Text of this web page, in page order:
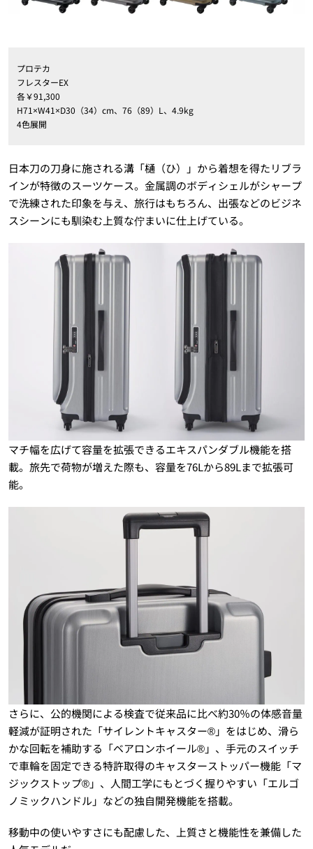
プロテカ
フレスターEX
各￥91,300
H71×W41×D30（34）cm、76（89）L、4.9kg
4色展開
日本刀の刀身に施される溝「樋（ひ）」から着想を得たリブラ
インが特徴のスーツケース。金属調のボディシェルがシャープ
で洗練された印象を与え、旅行はもちろん、出張などのビジネ
スシーンにも馴染む上質な佇まいに仕上げている。
マチ幅を広げて容量を拡張できるエキスパンダブル機能を搭
載。旅先で荷物が増えた際も、容量を76Lから89Lまで拡張可
能。
さらに、公的機関による検査で従来品に比べ約30％の体感音量
軽減が証明された「サイレントキャスター®」をはじめ、滑ら
かな回転を補助する「ベアロンホイール®」、手元のスイッチ
で車輪を固定できる特許取得のキャスターストッパー機能「マ
ジックストップ®」、人間工学にもとづく握りやすい「エルゴ
ノミックハンドル」などの独自開発機能を搭載。
移動中の使いやすさにも配慮した、上質さと機能性を兼備した